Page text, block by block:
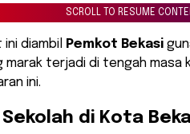
SCROLL TO RESUME
diambil Pemkot Bekasi
marak terjadi di tengah masa
ini.
di Kota